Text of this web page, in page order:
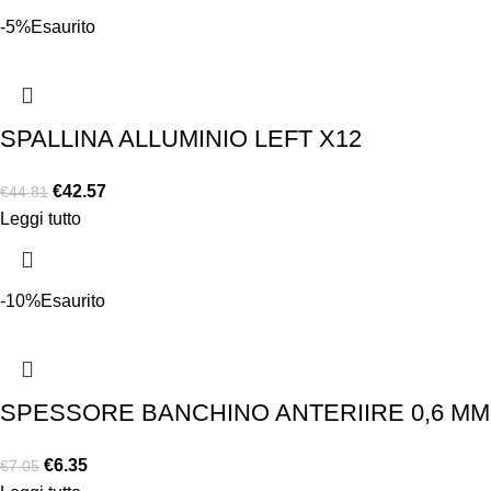
-5%Esaurito
SPALLINA ALLUMINIO LEFT X12
€44.81 €42.57
Leggi tutto
-10%Esaurito
SPESSORE BANCHINO ANTERIIRE 0,6
€7.05 €6.35